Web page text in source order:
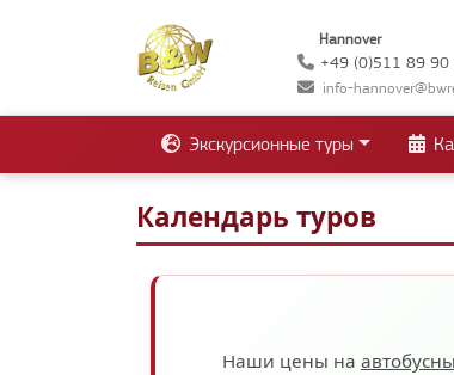
Hannover
+49 (0)511 89 90
info-
Экскурсионные туры
Календарь туров
Наши цены на